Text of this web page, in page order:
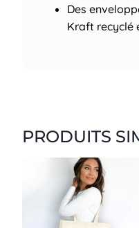
Des
Kraft recyclé
PRODUITS